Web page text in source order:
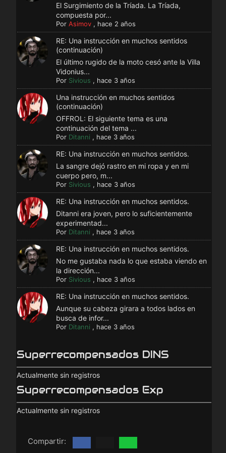
El Surgimiento de la Tríada. La Tríada,
compuesta por...
Por Asimov, hace 2 años
RE: Una instrucción en muchos sentidos
(continuación)
El último rugido de la moto cesó ante la Villa
Vidonius...
Por Sivious , hace 3 años
Una instrucción en muchos sentidos
(continuación)
OFFROL: El siguiente tema es una
continuación del tema ...
Por Ditanni , hace 3 años
RE: Una instrucción en muchos sentidos.
La sangre dejó rastro en mi ropa y en mi
cuerpo pero, m...
Por Sivious , hace 3 años
RE: Una instrucción en muchos sentidos.
Ditanni era joven, pero lo suficientemente
experimentad...
Por Ditanni , hace 3 años
RE: Una instrucción en muchos sentidos.
No me gustaba nada lo que estaba viendo en
la dirección...
Por Sivious , hace 3 años
RE: Una instrucción en muchos sentidos.
Aunque su cabeza girara a todos lados en
busca de infor...
Por Ditanni , hace 3 años
Superrecompensados DINS
Actualmente sin registros
Superrecompensados Exp
Actualmente sin registros
Compartir: